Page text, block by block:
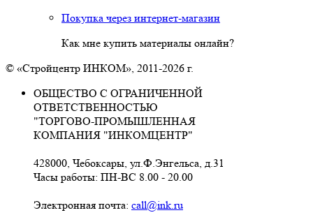
Покупка через интернет-магазин
Как мне купить материалы онлайн?
© «Стройцентр ИНКОМ», 2011-2026 г.
ОБЩЕСТВО С ОГРАНИЧЕННОЙ
ОТВЕТСТВЕННОСТЬЮ
"ТОРГОВО-ПРОМЫШЛЕННАЯ
КОМПАНИЯ "ИНКОМЦЕНТР"
428000, Чебоксары, ул.Ф.Энгельса, д.31
Часы работы: ПН-ВС 8.00 - 20.00
Электронная почта: call@ink.ru